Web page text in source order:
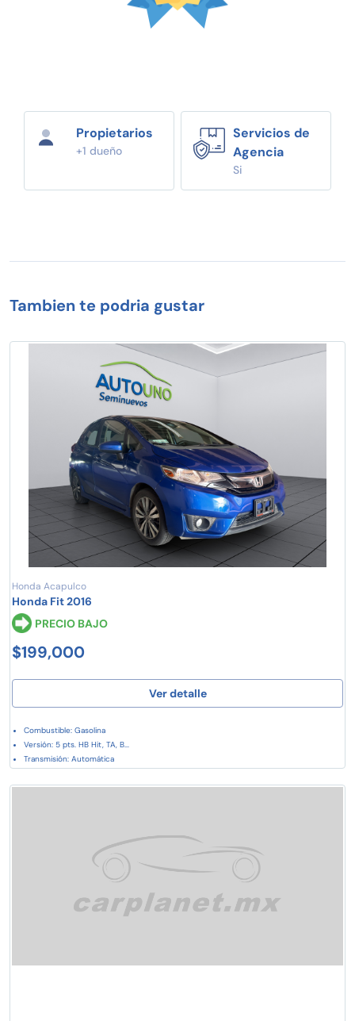
Propietarios
+1 dueño
Servicios de
Agencia
Si
Tambien te podria gustar
Honda Acapulco
Honda Fit 2016
PRECIO BAJO
$199,000
Ver detalle
Combustible: Gasolina
Versión: 5 pts. HB Hit, TA, B...
Transmisión: Automática